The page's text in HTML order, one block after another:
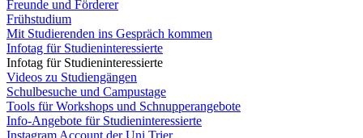
Freunde und Förderer
Frühstudium
Mit Studierenden ins Gespräch kommen
Infotag für Studieninteressierte
Infotag für Studieninteressierte
Videos zu Studiengängen
Schulbesuche und Campustage
Tools für Workshops und Schnupperangebote
Info-Angebote für Studieninteressierte
Instagram Account der Uni Trier